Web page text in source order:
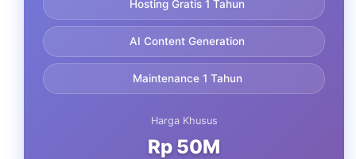
Hosting Gratis 1 Tahun
AI Content Generation
Maintenance 1 Tahun
Harga Khusus
Rp 50M